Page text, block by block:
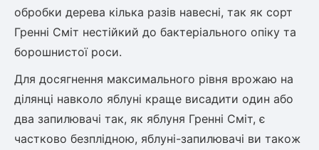
обробки дерева кілька разів навесні, так як сорт
Гренні Сміт нестійкий до бактеріального опіку та
борошнистої роси.
Для досягнення максимального рівня врожаю на
ділянці навколо яблуні краще висадити один або
два запилювачі так, як яблуня Гренні Сміт, є
частково безплідною, яблуні-запилювачі ви також